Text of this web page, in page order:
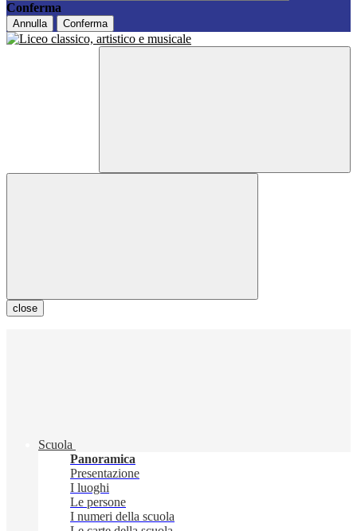
Conferma
Annulla Conferma
close
Scuola
Panoramica
Presentazione
I luoghi
Le persone
I numeri della scuola